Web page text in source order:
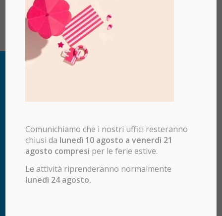
Comunichiamo che i nostri uffici resteranno
chiusi da lunedì 10 agosto a venerdì 21
agosto compresi per le ferie estive.
Le attività riprenderanno normalmente
lunedì 24 agosto.